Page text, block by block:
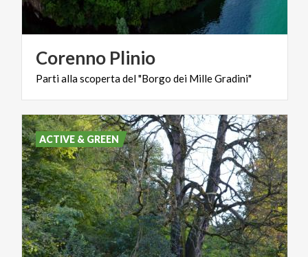
Corenno Plinio
Partiallascopertadel"Borgo dei MilleGradini"
ACTIVE & GREEN